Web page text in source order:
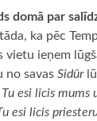
domā par
ka pēc
vietu ieņem
no savas Sidûr
esi licis mums
esi licis